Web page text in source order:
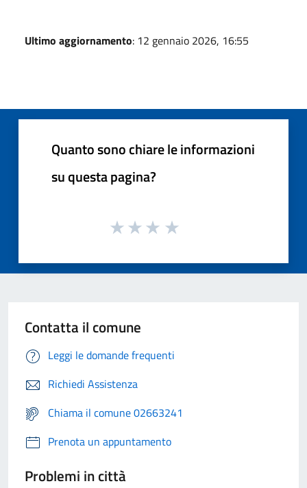
Ultimo aggiornamento: 12 gennaio 2026, 16:55
Quanto sono chiare le informazioni
su questa pagina?
Contatta il comune
Leggi le domande frequenti
Richiedi Assistenza
Chiama il comune 02663241
Prenota un appuntamento
Problemi in città